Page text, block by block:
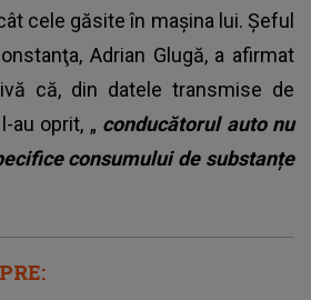
cele găsite în mașina lui. Şeful
Adrian Glugă, a afirmat
că, din datele transmise de
au oprit, „ conducătorul auto nu
consumului de substanțe